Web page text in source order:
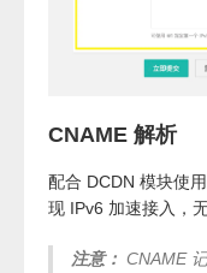
CNAME 解析
配合 DCDN 模块使
现 IPv6 加速接入，
注意： CNAME